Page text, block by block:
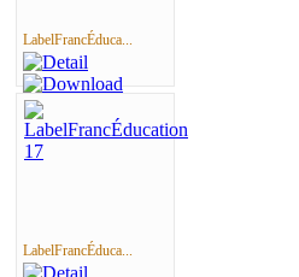
LabelFrancÉduca...
LabelFrancÉduca...